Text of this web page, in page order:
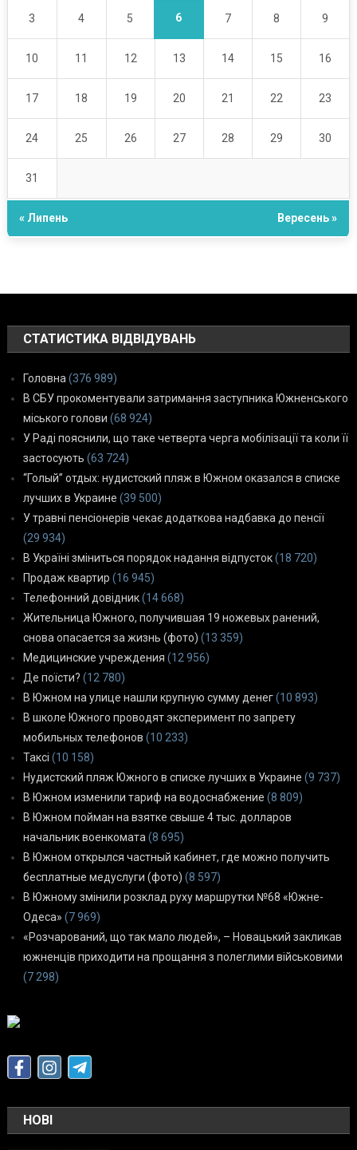
3 4 5 6 7 8 9
10 11 12 13 14 15 16
17 18 19 20 21 22 23
24 25 26 27 28 29 30
31
« Липень Вересень »
СТАТИСТИКА ВІДВІДУВАНЬ
Головна (376 989)
В СБУ прокоментували затримання заступника Южненського
міського голови (68 924)
У Раді пояснили, що таке четверта черга мобілізації та коли її
застосують (63 724)
“Голый” отдых: нудистский пляж в Южном оказался в списке
лучших в Украине (39 500)
У травні пенсіонерів чекає додаткова надбавка до пенсії
(29 934)
В Україні зміниться порядок надання відпусток(18 720)
Продаж квартир (16 945)
Телефонний довідник(14 668)
Жительница Южного, получившая 19 ножевых ранений,
снова опасается за жизнь (фото) (13 359)
Медицинские учреждения (12 956)
Де поїсти? (12 780)
В Южном на улице нашли крупную сумму денег(10 893)
В школе Южного проводят эксперимент по запрету
мобильных телефонов (10 233)
Таксі (10 158)
Нудистский пляж Южного в списке лучших в Украине (9 737)
В Южном изменили тариф на водоснабжение (8 809)
В Южном пойман на взятке свыше 4 тыс. долларов
начальник военкомата (8 695)
В Южном открылся частный кабинет, где можно получить
бесплатные медуслуги (фото) (8 597)
В Южному змінили розклад руху маршрутки №68 «Южне-
Одеса» (7 969)
«Розчарований, що так мало людей», – Новацький закликав
южненців приходити на прощання з полеглими військовими
(7 298)
НОВІ